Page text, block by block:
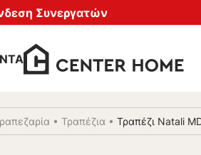
Συνεργατών
• Τραπέζια • Τραπέζι Natali